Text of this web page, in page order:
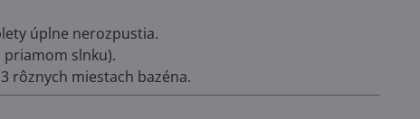
úplne nerozpustia.
slnku).
rôznych miestach bazéna.